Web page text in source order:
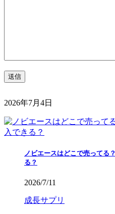
2026年7月4日
ノビエースはどこで売ってる
る？
2026/7/11
成長サプリ